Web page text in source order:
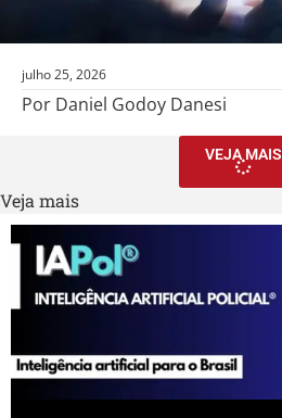
julho 25, 2026
Por Daniel Godoy Danesi
VEJA MAIS
Veja mais